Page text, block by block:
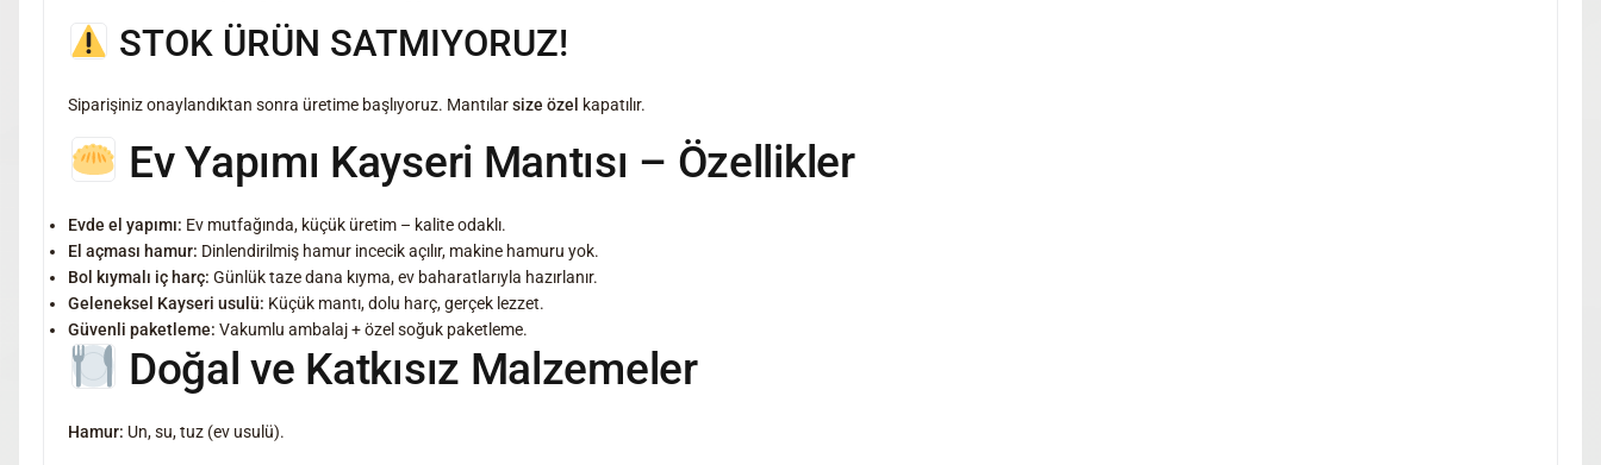
STOK ÜRÜN SATMIYORUZ!
Siparişiniz onaylandıktan sonra üretime başlıyoruz. Mantılarsize özel kapatılır.
Ev Yapımı Kayseri Mantısı – Özellikler
Evde el yapımı: Ev mutfağında, küçük üretim – kalite odaklı.
El açması hamur: Dinlendirilmiş hamur incecik açılır, makine hamuru yok.
Bol kıymalı iç harç: Günlük taze dana kıyma, ev baharatlarıyla hazırlanır.
Geleneksel Kayseri usulü: Küçük mantı, dolu harç, gerçek lezzet.
Güvenli paketleme: Vakumlu ambalaj + özel soğuk paketleme.
Doğal ve Katkısız Malzemeler
Hamur: Un, su, tuz (ev usulü).